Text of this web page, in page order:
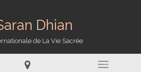
Dhian
de La Vie Sacrée